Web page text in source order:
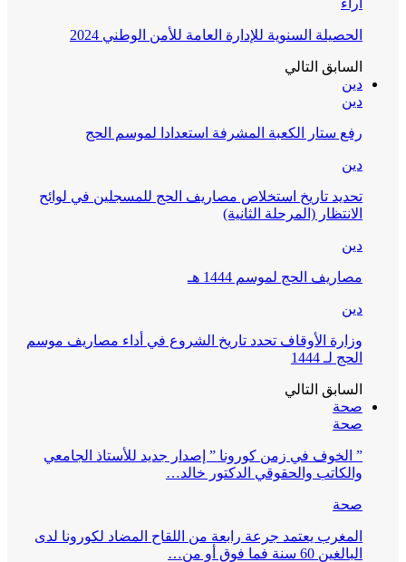
آراء
الحصيلة السنوية للإدارة العامة للأمن الوطني 2024
السابق التالي
دين
دين
رفع ستار الكعبة المشرفة استعدادا لموسم الحج
دين
تحديد تاريخ استخلاص مصاريف الحج للمسجلين في لوائح
الانتظار (المرحلة الثانية)
دين
مصاريف الحج لموسم 1444 هـ
دين
وزارة الأوقاف تحدد تاريخ الشروع في أداء مصاريف موسم
الحج لـ 1444
السابق التالي
صحة
صحة
” الخوف في زمن كورونا ” إصدار جديد للأستاذ الجامعي
والكاتب والحقوقي الدكتور خالد…
صحة
المغرب يعتمد جرعة رابعة من اللقاح المضاد لكورونا لدى
البالغين 60 سنة فما فوق أو من…